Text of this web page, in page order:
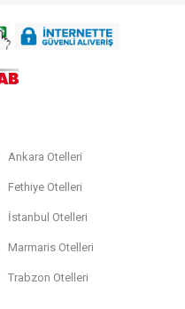
Ankara Otelleri
Fethiye Otelleri
İstanbul Otelleri
Marmaris Otelleri
Trabzon Otelleri